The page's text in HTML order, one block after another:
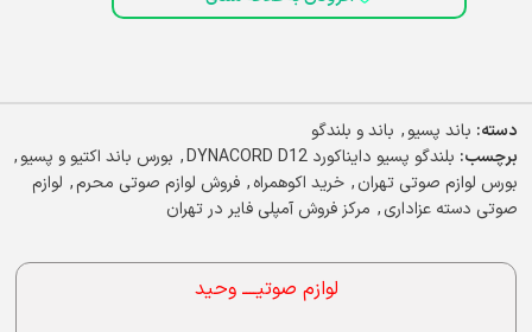
دسته: باند پسیو, باند و بلندگو
برچسب: بلندگو پسیو دایناکورد DYNACORD D12 , بورس باند اکتیو و پسیو,
بورس لوازم صوتی تهران, خرید اکوهمراه, فروش لوازم صوتی محرم, لوازم
صوتی دسته عزاداری, مرکز فروش آمپلی فایر در تهران
لوازم صوتیــــ وحید